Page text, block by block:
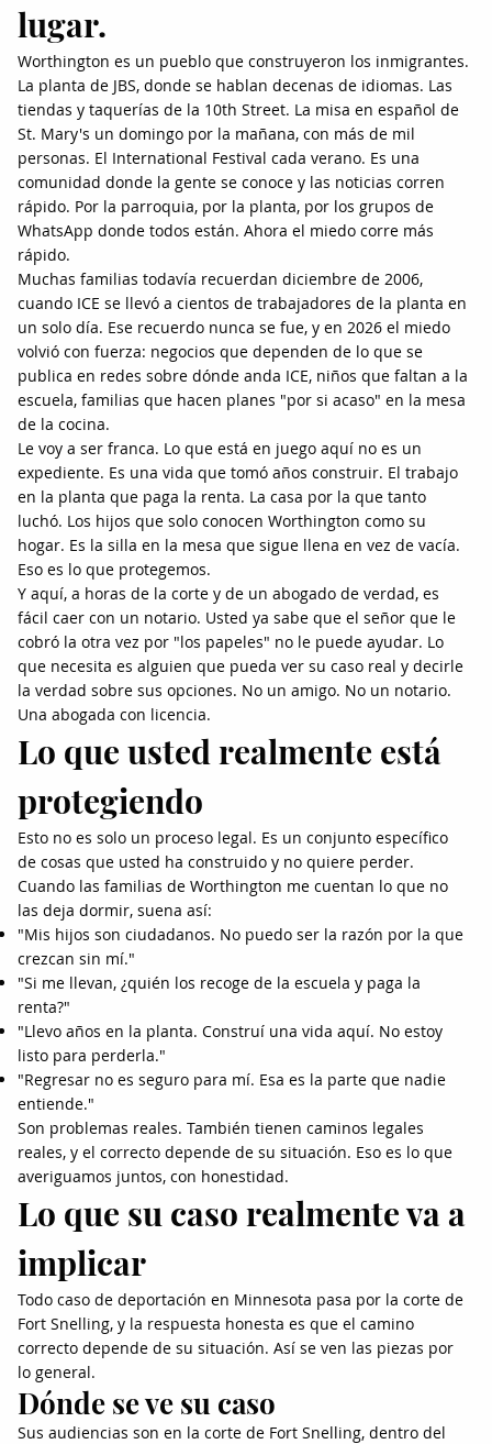
lugar.
Worthington es un pueblo que construyeron los inmigrantes.
La planta de JBS, donde se hablan decenas de idiomas. Las
tiendas y taquerías de la 10th Street. La misa en español de
St. Mary's un domingo por la mañana, con más de mil
personas. El International Festival cada verano. Es una
comunidad donde la gente se conoce y las noticias corren
rápido. Por la parroquia, por la planta, por los grupos de
WhatsApp donde todos están. Ahora el miedo corre más
rápido.
Muchas familias todavía recuerdan diciembre de 2006,
cuando ICE se llevó a cientos de trabajadores de la planta en
un solo día. Ese recuerdo nunca se fue, y en 2026 el miedo
volvió con fuerza: negocios que dependen de lo que se
publica en redes sobre dónde anda ICE, niños que faltan a la
escuela, familias que hacen planes "por si acaso" en la mesa
de la cocina.
Le voy a ser franca. Lo que está en juego aquí no es un
expediente. Es una vida que tomó años construir. El trabajo
en la planta que paga la renta. La casa por la que tanto
luchó. Los hijos que solo conocen Worthington como su
hogar. Es la silla en la mesa que sigue llena en vez de vacía.
Eso es lo que protegemos.
Y aquí, a horas de la corte y de un abogado de verdad, es
fácil caer con un notario. Usted ya sabe que el señor que le
cobró la otra vez por "los papeles" no le puede ayudar. Lo
que necesita es alguien que pueda ver su caso real y decirle
la verdad sobre sus opciones. No un amigo. No un notario.
Una abogada con licencia.
Lo que usted realmente está
protegiendo
Esto no es solo un proceso legal. Es un conjunto específico
de cosas que usted ha construido y no quiere perder.
Cuando las familias de Worthington me cuentan lo que no
las deja dormir, suena así:
"Mis hijos son ciudadanos. No puedo ser la razón por la que
crezcan sin mí."
"Si me llevan, ¿quién los recoge de la escuela y paga la
renta?"
"Llevo años en la planta. Construí una vida aquí. No estoy
listo para perderla."
"Regresar no es seguro para mí. Esa es la parte que nadie
entiende."
Son problemas reales. También tienen caminos legales
reales, y el correcto depende de su situación. Eso es lo que
averiguamos juntos, con honestidad.
Lo que su caso realmente va a
implicar
Todo caso de deportación en Minnesota pasa por la corte de
Fort Snelling, y la respuesta honesta es que el camino
correcto depende de su situación. Así se ven las piezas por
lo general.
Dónde se ve su caso
Sus audiencias son en la corte de Fort Snelling, dentro del